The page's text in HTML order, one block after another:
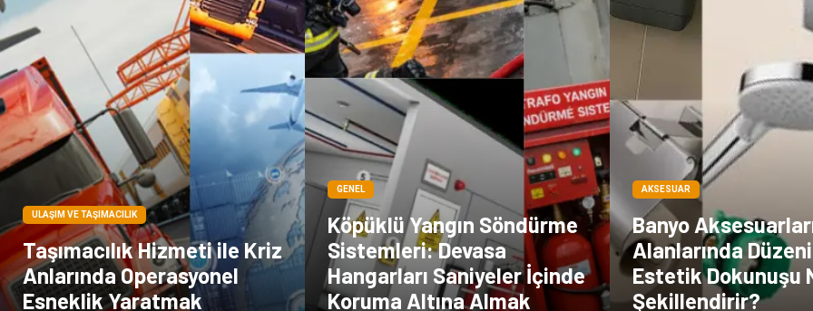
ULAŞIM VE TAŞIMACILIK
Taşımacılık Hizmeti ile Kriz
Anlarında Operasyonel
Esneklik Yaratmak
GENEL
Köpüklü Yangın Söndürme
Sistemleri: Devasa
Hangarları Saniyeler İçinde
Koruma Altına Almak
AKSESUAR
Banyo
Alanlarında
Estetik Dokunuşu
Şekillendirir?